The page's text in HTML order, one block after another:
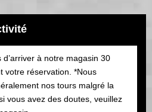
d’arriver à notre magasin 30
votre réservation. *Nous
nos tours malgré la
vous avez des doutes, veuillez